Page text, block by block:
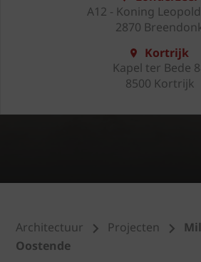
A12 - Koning
2870
Kortrijk
Kapel ter Bede
8500 Kortrijk
Architectuur Projecten
Oostende